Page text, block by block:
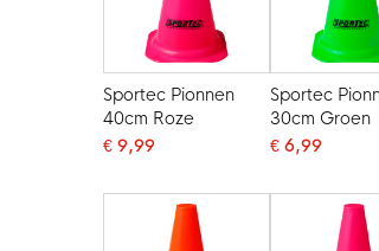
Sportec Pionnen
40cm Roze
€ 9,99
Sportec
30cm Groen
€ 6,99